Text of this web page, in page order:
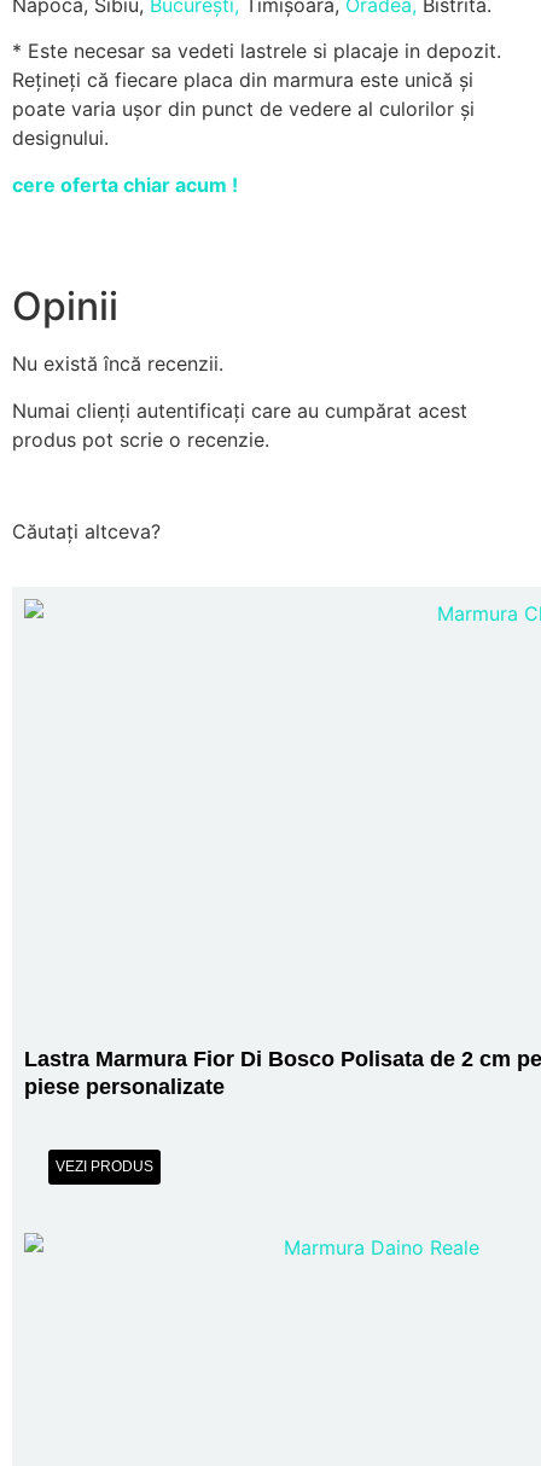
Napoca, Sibiu, București, Timișoara, Oradea, Bistrita.
* Este necesar sa vedeti lastrele si placaje in depozit.
Rețineți că fiecare placa din marmura este unică și
poate varia ușor din punct de vedere al culorilor și
designului.
cere oferta chiar acum !
Opinii
Nu există încă recenzii.
Numai clienți autentificați care au cumpărat acest
produs pot scrie o recenzie.
Căutați altceva?
Lastra Marmura Fior Di Bosco Polisata de 2 cm
piese personalizate
VEZI PRODUS